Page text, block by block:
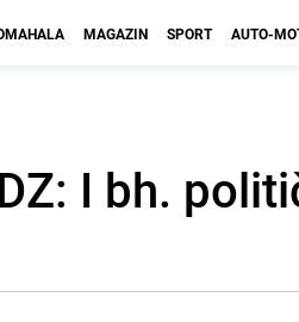
MAGAZIN SPORT AUTO-
I bh.